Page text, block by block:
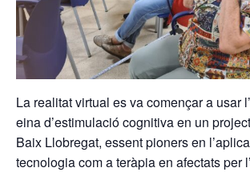
La realitat virtual es va començar a usar
eina d’estimulació cognitiva en un
Baix Llobregat, essent pioners en
tecnologia com a teràpia en afectats per